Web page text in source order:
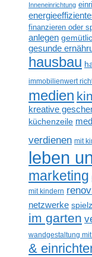
Inneneinrichtung
finanzieren oder
anlegen
gesunde
hausbau
immobilienwert
medien
kreative
küchenzeile
verdienen mit
leben
marketing
mit kindern
netzwerke
im garten
wandgestaltung
&